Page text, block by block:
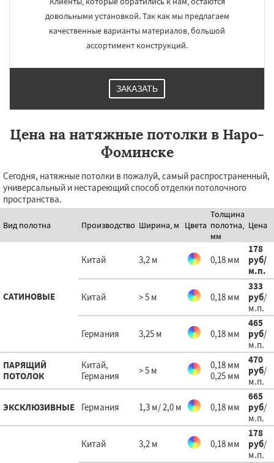
довольными установкой. Так как мы предлагаем
качественные варианты материалов, большой
ассортимент конструкций.
ЗАКАЗАТЬ
Цена на натяжные потолки в Наро-
Фоминске
Сегодня, натяжные потолки в пожалуй, самый распространенный,
универсальный и нестареющий способ отделки потолочного
пространства.
Вид полотна Производство Ширина, м Цвета
Толщина
полотна,
мм
Цена
САТИНОВЫЕ
Китай 3,2 м 0,18 мм
178
руб/
м.п.
Китай > 5 м 0,18 мм
333
руб/
м.п.
Германия 3,25 м 0,18 мм
465
руб/
м.п.
ПАРЯЩИЙ
ПОТОЛОК
Китай,
Германия
> 5 м
0,18 мм
0,25 мм
470
руб/
м.п.
ЭКСКЛЮЗИВНЫЕ Германия 1,3 м/ 2,0 м 0,18 мм
665
руб/
м.п.
Китай 3,2 м 0,18 мм
178
руб/
м.п.